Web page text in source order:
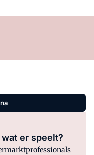
er speelt?